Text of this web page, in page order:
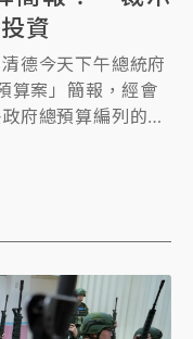
資
德今天下午總統府
算案」簡報，經會
府總預算編列的目
積永續發展的實
灣未來發展的整體
展成果由全民共
也要持續推動公共
備，提升臺灣面對
信心。